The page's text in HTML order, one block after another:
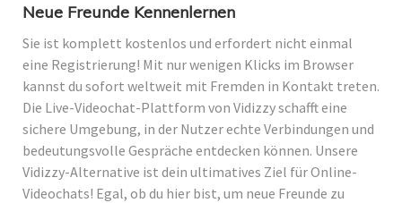
Neue Freunde Kennenlernen
Sie ist komplett kostenlos und erfordert nicht einmal
eine Registrierung! Mit nur wenigen Klicks im Browser
kannst du sofort weltweit mit Fremden in Kontakt treten.
Die Live-Videochat-Plattform von Vidizzy schafft eine
sichere Umgebung, in der Nutzer echte Verbindungen und
bedeutungsvolle Gespräche entdecken können. Unsere
Vidizzy-Alternative ist dein ultimatives Ziel für Online-
Videochats! Egal, ob du hier bist, um neue Freunde zu